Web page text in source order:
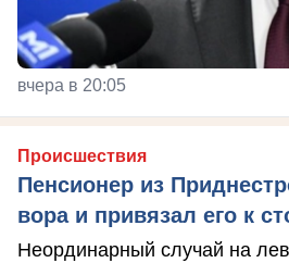
вчера в 20:05
Происшествия
Пенсионер из
вора и привязал его к
Неординарный случай на